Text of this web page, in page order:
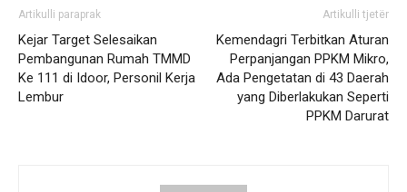
Artikulli paraprak
Kejar Target Selesaikan
Pembangunan Rumah TMMD
Ke 111 di Idoor, Personil Kerja
Lembur
Artikulli tjetër
Kemendagri Terbitkan Aturan
Perpanjangan PPKM Mikro,
Ada Pengetatan di 43 Daerah
yang Diberlakukan Seperti
PPKM Darurat